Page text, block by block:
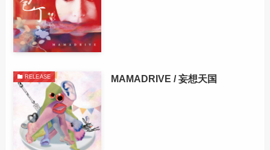
RELEASE MAMADRIVE / 妄想天国